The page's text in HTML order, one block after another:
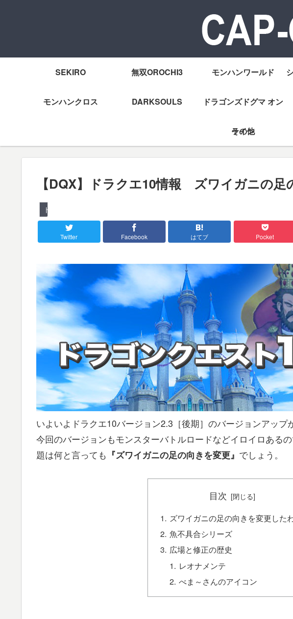
SEKIRO 無双OROCHI3 モンハンワールド
モンハンクロス DARKSOULS ドラゴンズドグマ オン
ライン
その他
【DQX】ドラクエ10情報 ズワイガニの足
ドラクエ
Twitter Facebook はてブ Pocket
いよいよドラクエ10バージョン2.3［後期］のバージョンアップ
今回のバージョンもモンスターバトルロードなどイロイロある
題は何と言っても 『ズワイガニの足の向きを変更』 でしょう。
目次
ズワイガニの足の向きを変更した
魚不具合シリーズ
広場と修正の歴史
レオナメンテ
べま～さんのアイコン